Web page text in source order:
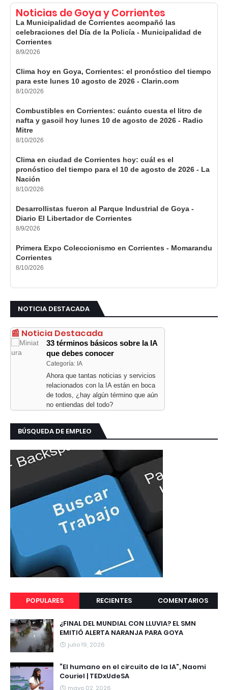
Noticias de Goya y Corrientes
La Municipalidad de Corrientes acompañó las
celebraciones del Día de la Policía - Municipalidad de
Corrientes
8/9/2026
Clima hoy en Goya, Corrientes: el pronóstico del tiempo
para este lunes 10 agosto de 2026 - Clarin.com
8/10/2026
Combustibles en Corrientes: cuánto cuesta el litro de
nafta y gasoil hoy lunes 10 de agosto de 2026 - Radio
Mitre
8/10/2026
Clima en ciudad de Corrientes hoy: cuál es el
pronóstico del tiempo para el 10 de agosto de 2026 - La
Nación
8/10/2026
Desarrollistas fueron al Parque Industrial de Goya -
Diario El Libertador de Corrientes
8/9/2026
Primera Expo Coleccionismo en Corrientes - Momarandu
Corrientes
8/10/2026
NOTICIA DESTACADA
📰 Noticia Destacada
33 términos básicos sobre la IA
que debes conocer
Categoría: IA
Ahora que tantas noticias y servicios
relacionados con la IA están en boca
de todos, ¿hay algún término que aún
no entiendas del todo?
BÚSQUEDA DE EMPLEO
POPULARES RECIENTES COMENTARIOS
¿FINAL DEL MUNDIAL CON LLUVIA? EL SMN
EMITIÓ ALERTA NARANJA PARA GOYA
julio 19, 2026
“El humano en el circuito de la IA”, Naomi
Couriel | TEDxUdeSA
mayo 02, 2026